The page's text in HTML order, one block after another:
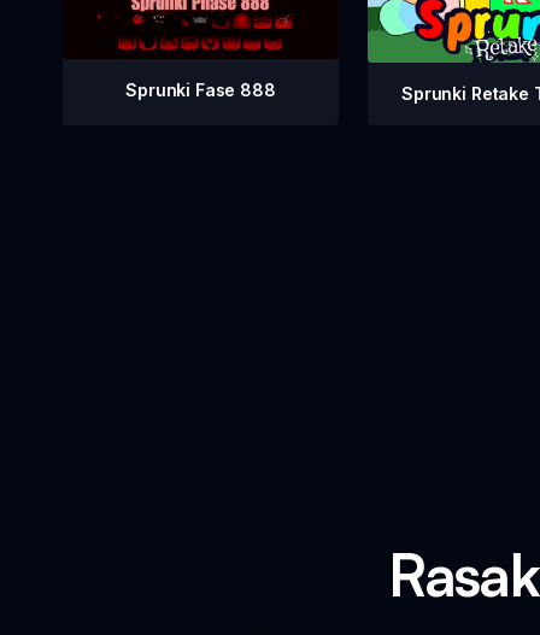
Sprunki Fase 888 Sprunki Retake